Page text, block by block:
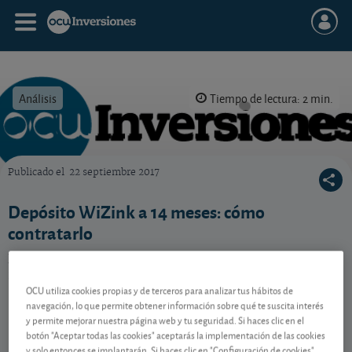
Análisis Tiempo de lectura: 2 min.
Publicado el 22 septiembre 2017
Depósito WiZink a 14 meses: cómo
contratarlo
El banco online WiZink ofrece un 1,15% TAE a 14
Contenido reservado a SOCIOS
OCU utiliza cookies propias y de terceros para analizar tus hábitos de
navegación, lo que permite obtener información sobre qué te suscita interés
y permite mejorar nuestra página web y tu seguridad. Si haces clic en el
botón "Aceptar todas las cookies" aceptarás la implementación de las cookies